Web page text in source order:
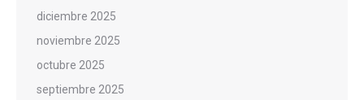
diciembre 2025
noviembre 2025
octubre 2025
septiembre 2025